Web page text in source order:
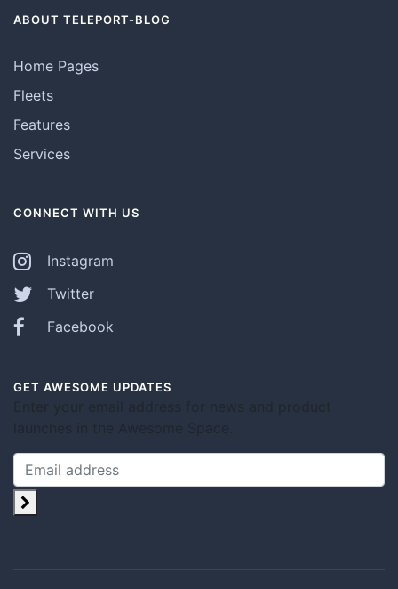
ABOUT TELEPORT-BLOG
Home Pages
Fleets
Features
Services
CONNECT WITH US
Instagram
Twitter
Facebook
GET AWESOME UPDATES
Enter your email address for news and product
launches in the Awesome Space.